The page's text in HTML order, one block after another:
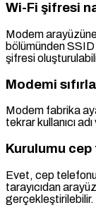
Wi-Fi şifresi
Modem
bölümünden
şifresi
Modemi
Modem fabrika
tekrar kullanıcı
Kurulumu
Evet, cep
tarayıcıdan
gerçekleştirilebilir.